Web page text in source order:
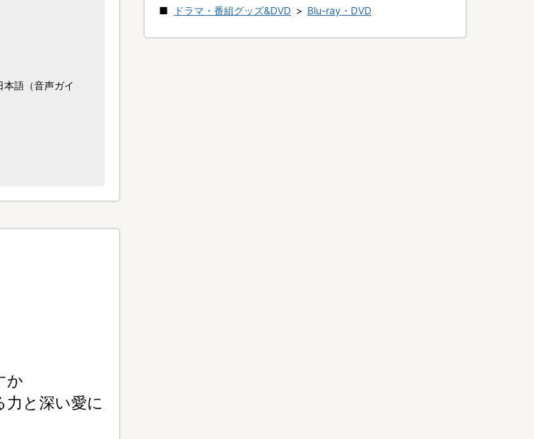
語（音声ガイ
か
と深い愛に
ドラマ・番組グッズ&DVD > Blu-ray・DVD